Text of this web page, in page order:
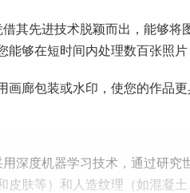
其先进技术脱颖而出，能够
能够在短时间内处理数百张照
画廊包装或水印，使您的作品更
深度机器学习技术，通过研究
皮肤等）和人造纹理（如混凝